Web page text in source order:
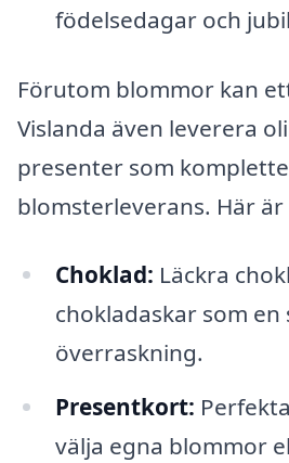
födelsedagar och
Förutom blommor kan
Vislanda även leverera
presenter som
blomsterleverans. Här
Choklad: Läckra
chokladaskar som en
överraskning.
Presentkort:
välja egna blommor